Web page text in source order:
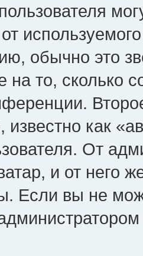
обычно это
на то, сколько
известно как
От
и от него
Если вы не